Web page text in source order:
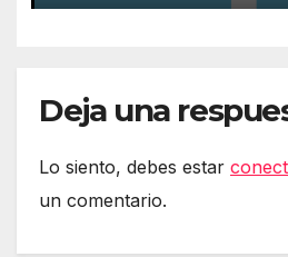
Deja una
Lo siento, debes estar
un comentario.